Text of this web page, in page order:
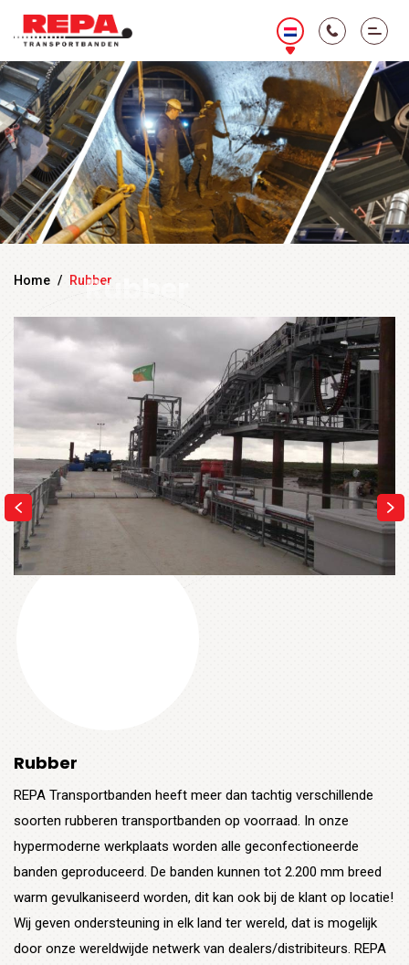
Home / Rubber
Rubber
Rubber
REPA Transportbanden heeft meer dan tachtig verschillende
soorten rubberen transportbanden op voorraad. In onze
hypermoderne werkplaats worden alle geconfectioneerde
banden geproduceerd. De banden kunnen tot 2.200 mm breed
warm gevulkaniseerd worden, dit kan ook bij de klant op locatie!
Wij geven ondersteuning in elk land ter wereld, dat is mogelijk
door onze wereldwijde netwerk van dealers/distribiteurs. REPA